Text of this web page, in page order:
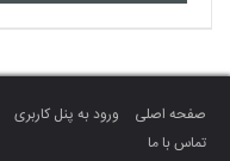
صفحه اصلی ورود به پنل کاربری
تماس با ما